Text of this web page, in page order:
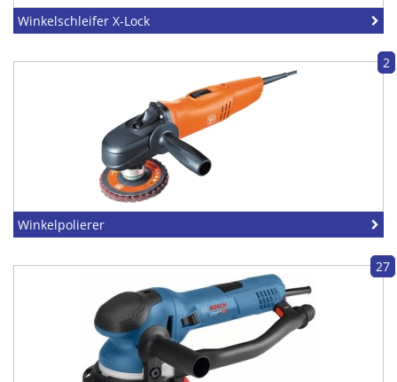
Winkelschleifer X-Lock
2
Winkelpolierer
27